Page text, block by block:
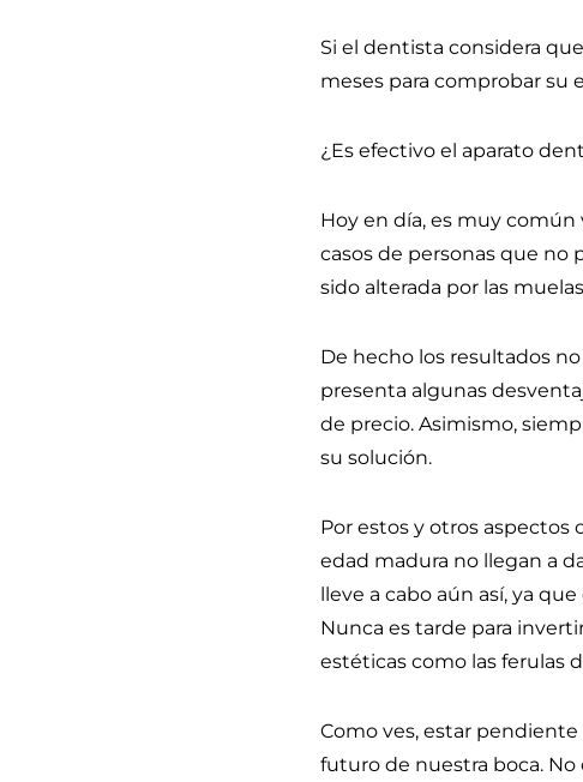
Si el dentista considera
meses para comprobar su
¿Es efectivo el aparato
Hoy en día, es muy
casos de personas que no
sido alterada por las
De hecho los resultados
presenta algunas
de precio. Asimismo,
su solución.
Por estos y otros aspectos
edad madura no llegan a
lleve a cabo aún así, ya
Nunca es tarde para
estéticas como las ferulas
Como ves, estar
futuro de nuestra boca.